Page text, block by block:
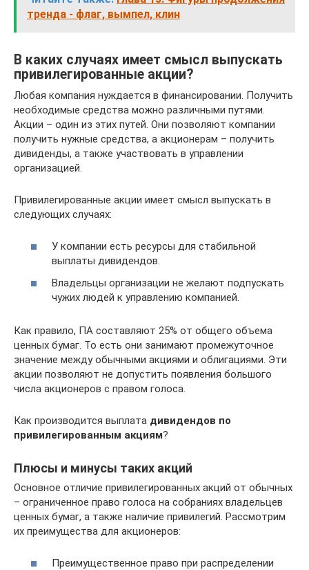
тренда - флаг, вымпел, клин
В каких случаях имеет смысл выпускать
привилегированные акции?
Любая компания нуждается в финансировании. Получить
необходимые средства можно различными путями.
Акции – один из этих путей. Они позволяют компании
получить нужные средства, а акционерам – получить
дивиденды, а также участвовать в управлении
организацией.
Привилегированные акции имеет смысл выпускать в
следующих случаях:
У компании есть ресурсы для стабильной
выплаты дивидендов.
Владельцы организации не желают подпускать
чужих людей к управлению компанией.
Как правило, ПА составляют 25% от общего объема
ценных бумаг. То есть они занимают промежуточное
значение между обычными акциями и облигациями. Эти
акции позволяют не допустить появления большого
числа акционеров с правом голоса.
Как производится выплата дивидендов по
привилегированным акциям?
Плюсы и минусы таких акций
Основное отличие привилегированных акций от обычных
– ограниченное право голоса на собраниях владельцев
ценных бумаг, а также наличие привилегий. Рассмотрим
их преимущества для акционеров:
Преимущественное право при распределении